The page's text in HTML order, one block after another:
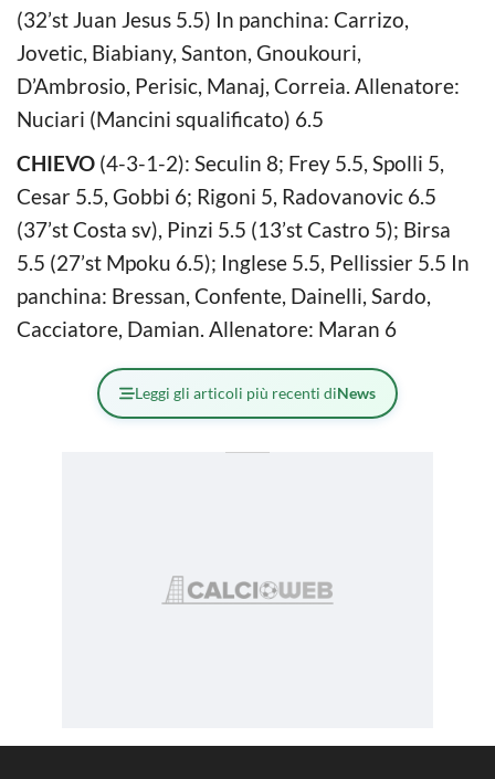
(32’st Juan Jesus 5.5) In panchina: Carrizo,
Jovetic, Biabiany, Santon, Gnoukouri,
D’Ambrosio, Perisic, Manaj, Correia. Allenatore:
Nuciari (Mancini squalificato) 6.5
CHIEVO (4-3-1-2): Seculin 8; Frey 5.5, Spolli 5,
Cesar 5.5, Gobbi 6; Rigoni 5, Radovanovic 6.5
(37’st Costa sv), Pinzi 5.5 (13’st Castro 5); Birsa
5.5 (27’st Mpoku 6.5); Inglese 5.5, Pellissier 5.5 In
panchina: Bressan, Confente, Dainelli, Sardo,
Cacciatore, Damian. Allenatore: Maran 6
Leggi gli articoli più recenti diNews